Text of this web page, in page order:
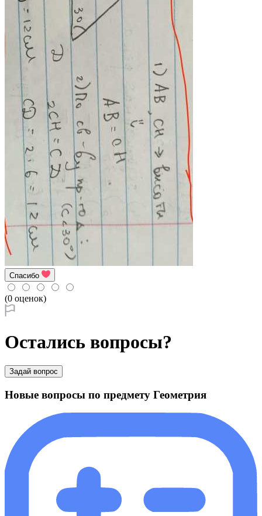
Спасибо
(0 оценок)
Остались вопросы?
Задай вопрос
Новые вопросы по предмету Геометрия